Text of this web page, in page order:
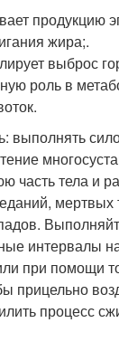
продукцию
жира;.
выброс
роль в
выполнять
часть тела и
мертвых
интервалы
при помощи
прицельно
процесс